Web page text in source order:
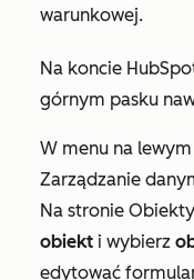
warunkowej.
Na koncie
górnym pasku
W menu na
Zarządzanie
Na stronie Obiekty
obiekt i wybierz
edytować